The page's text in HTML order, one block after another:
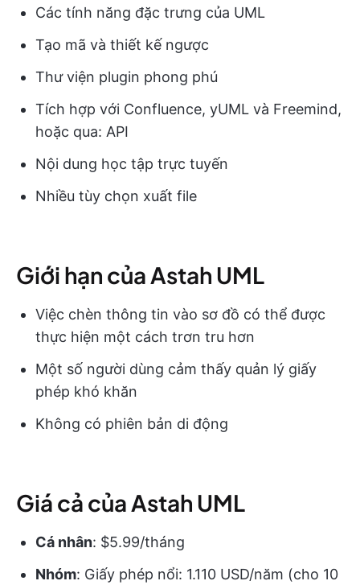
Các tính năng đặc trưng của UML
Tạo mã và thiết kế ngược
Thư viện plugin phong phú
Tích hợp với Confluence, yUML và Freemind,
hoặc qua: API
Nội dung học tập trực tuyến
Nhiều tùy chọn xuất file
Giới hạn của Astah UML
Việc chèn thông tin vào sơ đồ có thể được
thực hiện một cách trơn tru hơn
Một số người dùng cảm thấy quản lý giấy
phép khó khăn
Không có phiên bản di động
Giá cả của Astah UML
Cá nhân: $5.99/tháng
Nhóm: Giấy phép nổi: 1.110 USD/năm (cho 10